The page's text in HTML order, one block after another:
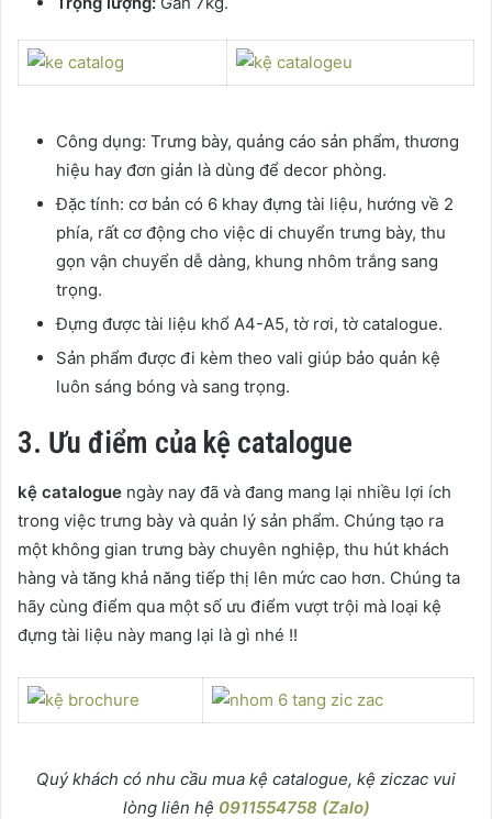
Công dụng: Trưng bày, quảng cáo sản phẩm, thương
hiệu hay đơn giản là dùng để decor phòng.
Đặc tính: cơ bản có 6 khay đựng tài liệu, hướng về 2
phía, rất cơ động cho việc di chuyển trưng bày, thu
gọn vận chuyển dễ dàng, khung nhôm trắng sang
trọng.
Đựng được tài liệu khổ A4-A5, tờ rơi, tờ catalogue.
Sản phẩm được đi kèm theo vali giúp bảo quản kệ
luôn sáng bóng và sang trọng.
3. Ưu điểm của kệ catalogue
kệ catalogue ngày nay đã và đang mang lại nhiều lợi ích
trong việc trưng bày và quản lý sản phẩm. Chúng tạo ra
một không gian trưng bày chuyên nghiệp, thu hút khách
hàng và tăng khả năng tiếp thị lên mức cao hơn. Chúng ta
hãy cùng điểm qua một số ưu điểm vượt trội mà loại kệ
đựng tài liệu này mang lại là gì nhé !!
Quý khách có nhu cầu mua kệ catalogue, kệ ziczac vui
lòng liên hệ 0911554758 (Zalo)